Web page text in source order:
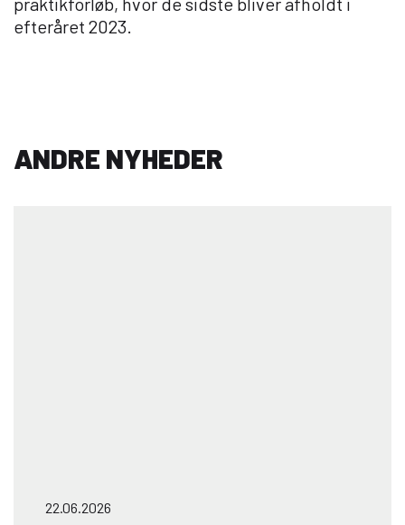
efteråret 2023.
ANDRE NYHEDER
22.06.2026